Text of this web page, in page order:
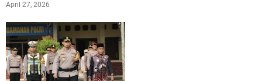
April 27, 2026